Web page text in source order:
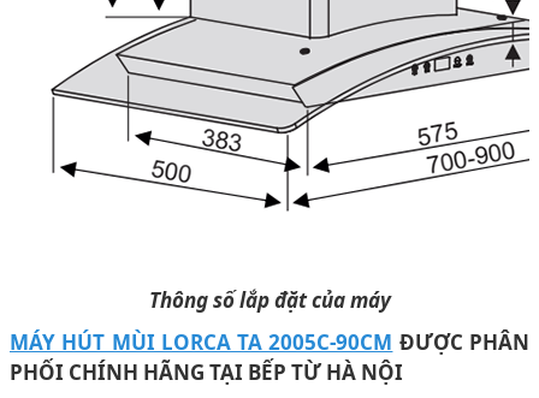
Thông số lắp đặt của máy
MÁY HÚT MÙI LORCA TA 2005C-90CM ĐƯỢC PHÂN
PHỐI CHÍNH HÃNG TẠI BẾP TỪ HÀ NỘI